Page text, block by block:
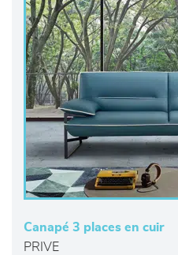
Canapé 3 places en cuir
PRIVE